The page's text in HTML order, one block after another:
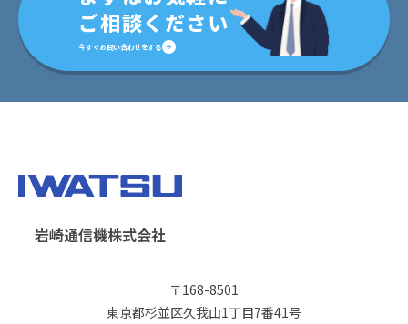
ご相談ください
今すぐお問い合わせをする
岩崎通信機株式会社
〒168-8501
東京都杉並区久我山1丁目7番41号